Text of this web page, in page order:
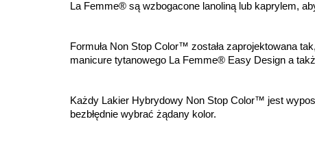
La Femme® są wzbogacone lanoliną lub kaprylem,
Formuła Non Stop Color™ została zaprojektowana
manicure tytanowego La Femme® Easy Design a
Każdy Lakier Hybrydowy Non Stop Color™ jest
bezbłędnie wybrać żądany kolor.